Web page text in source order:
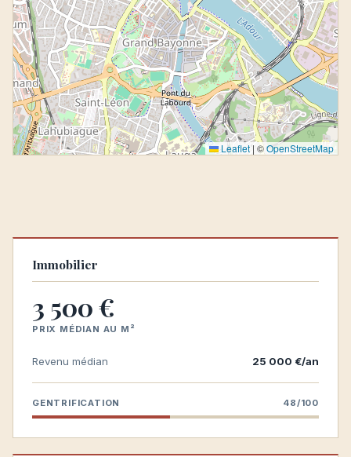
Leaflet | ©OpenStreetMap
Immobilier
3 500 €
PRIX MÉDIAN AU M²
Revenu médian 25 000 €/an
GENTRIFICATION 48/100